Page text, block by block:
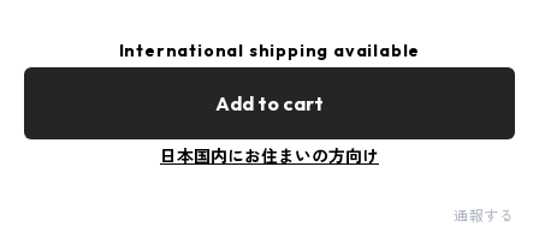
International shipping available
Add to cart
日本国内にお住まいの方向け
通報する